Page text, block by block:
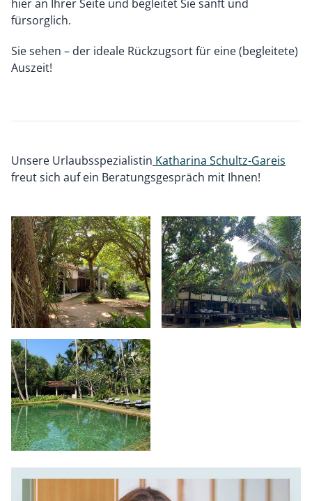
hier an Ihrer Seite und begleitet Sie sanft und
fürsorglich.
Sie sehen – der ideale Rückzugsort für eine (begleitete)
Auszeit!
Unsere Urlaubsspezialistin Katharina Schultz-Gareis
freut sich auf ein Beratungsgespräch mit Ihnen!